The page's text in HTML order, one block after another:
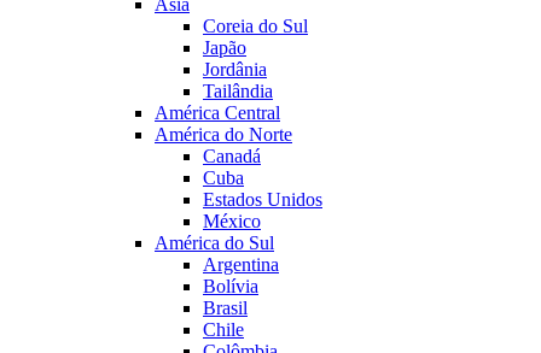
Ásia
Coreia do Sul
Japão
Jordânia
Tailândia
América Central
América do Norte
Canadá
Cuba
Estados Unidos
México
América do Sul
Argentina
Bolívia
Brasil
Chile